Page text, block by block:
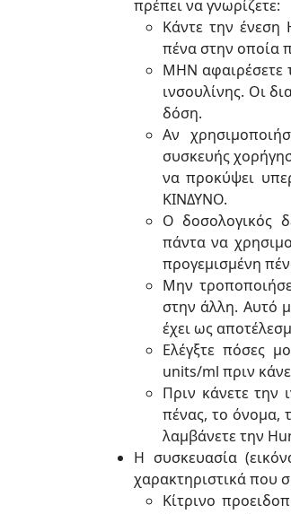
πρέπει να γνωρίζετε:
Κάντε την ένεση
πένα στην οποία
ΜΗΝ αφαιρέσετε
ινσουλίνης. Οι
δόση.
Αν
συσκευής
να προκύψει
ΚΙΝΔΥΝΟ.
Ο δοσολογικός
πάντα να
προγεμισμένη
Μην
στην άλλη. Αυτό
έχει ως
Ελέγξτε πόσες
units/ml πριν
Πριν κάνετε την
πένας, το όνομα,
λαμβάνετε την
Η συσκευασία
χαρακτηριστικά που
Κίτρινο